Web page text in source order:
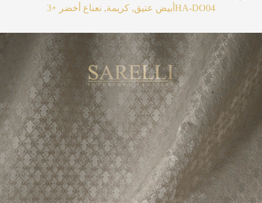
HA-DO04 أبيض عتيق, كريمة, نعناع أخضر +3